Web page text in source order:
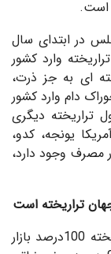
در ابتدای سال
محصول تراریخته وارد کشور
ای به جز ذرت،
دام وارد کشور
تراریخته دیگری
یونجه، کدو،
مصرف وجود دارد،
وی بیان کرد: این محصولات مانند سویا تراریخته 100درصد بازار